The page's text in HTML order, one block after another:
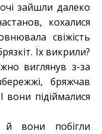
зайшли далеко
кохалися
свіжість
Їх викрили?
виглянув з-за
бряжчав
вони підіймалися
й вони побігли